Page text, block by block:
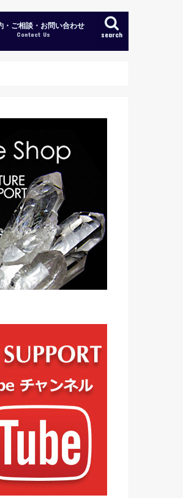
search
・ご相談・お問い合わせ
Contact Us